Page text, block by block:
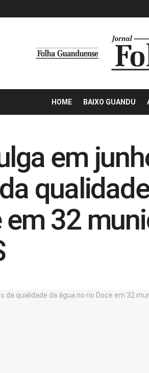
HOME BAIXO GUANDU
em
em 32